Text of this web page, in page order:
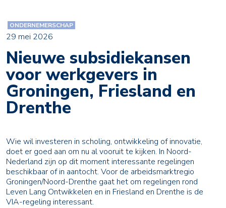
ONDERNEMERSCHAP
29 mei 2026
Nieuwe subsidiekansen
voor werkgevers in
Groningen, Friesland en
Drenthe
Wie wil investeren in scholing, ontwikkeling of innovatie,
doet er goed aan om nu al vooruit te kijken. In Noord-
Nederland zijn op dit moment interessante regelingen
beschikbaar of in aantocht. Voor de arbeidsmarktregio
Groningen/Noord-Drenthe gaat het om regelingen rond
Leven Lang Ontwikkelen en in Friesland en Drenthe is de
VIA-regeling interessant.